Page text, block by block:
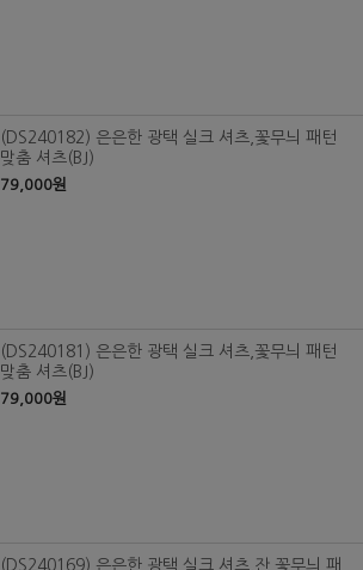
(DS240182) 은은한 광택 실크 셔츠,꽃무늬 패턴
맞춤 셔츠(BJ)
79,000원
(DS240181) 은은한 광택 실크 셔츠,꽃무늬 패턴
맞춤 셔츠(BJ)
79,000원
(DS240169) 은은한 광택 실크 셔츠,잔 꽃무늬 패